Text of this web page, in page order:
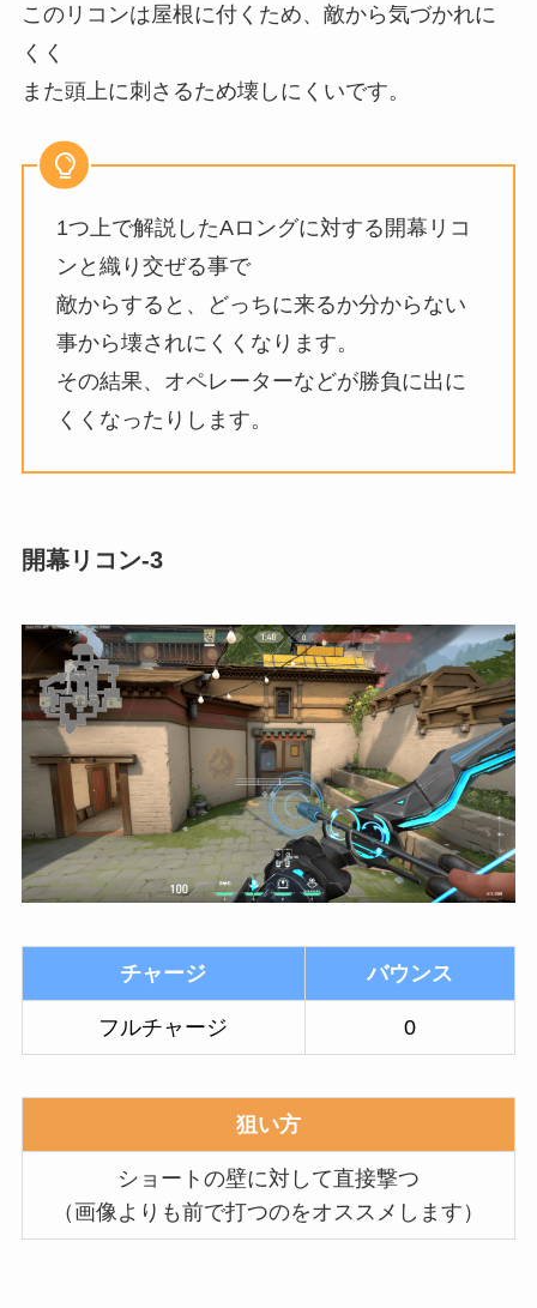
このリコンは屋根に付くため、敵から気づかれに
くく
また頭上に刺さるため壊しにくいです。
1つ上で解説したAロングに対する開幕リコ
ンと織り交ぜる事で
敵からすると、どっちに来るか分からない
事から壊されにくくなります。
その結果、オペレーターなどが勝負に出に
くくなったりします。
開幕リコン-3
チャージ バウンス
フルチャージ 0
狙い方
ショートの壁に対して直接撃つ
（画像よりも前で打つのをオススメします）